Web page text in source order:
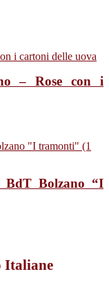
– Rose con i
BdT Bolzano “I
Italiane